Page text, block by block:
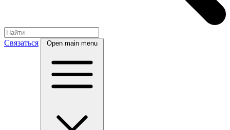
Связаться Open main menu